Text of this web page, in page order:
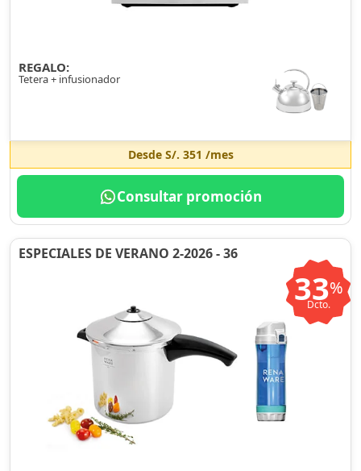
REGALO:
Tetera + infusionador
Desde S/. 351 /mes
Consultar promoción
ESPECIALES DE VERANO 2-2026 - 36
33%
Dcto.